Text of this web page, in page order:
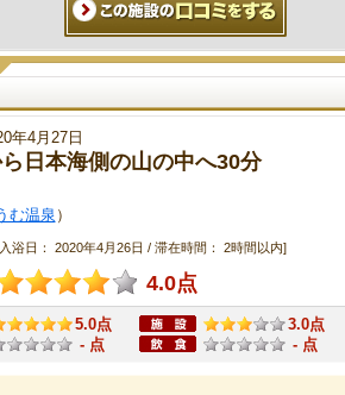
年4月27日
日本海側の山の中へ30分
む温泉 ）
浴日： 2020年4月26日 / 滞在時間： 2時間以内]
4.0点
5.0点
3.0点
- 点
- 点